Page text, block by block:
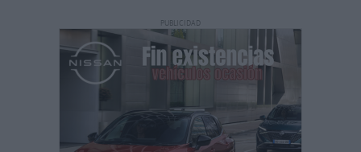
PUBLICIDAD